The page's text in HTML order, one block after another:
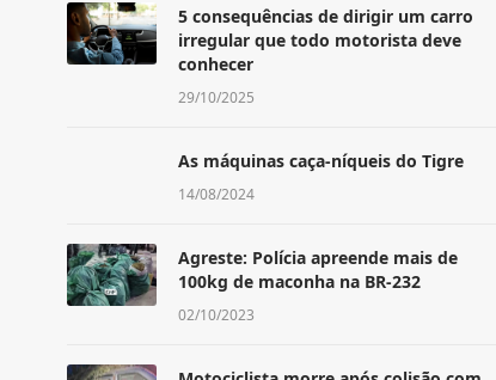
5 consequências de dirigir um carro
irregular que todo motorista deve
conhecer
29/10/2025
As máquinas caça-níqueis do Tigre
14/08/2024
Agreste: Polícia apreende mais de
100kg de maconha na BR-232
02/10/2023